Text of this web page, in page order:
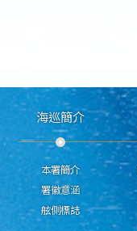
海巡簡介
本署簡介
署徽意涵
舷側標誌